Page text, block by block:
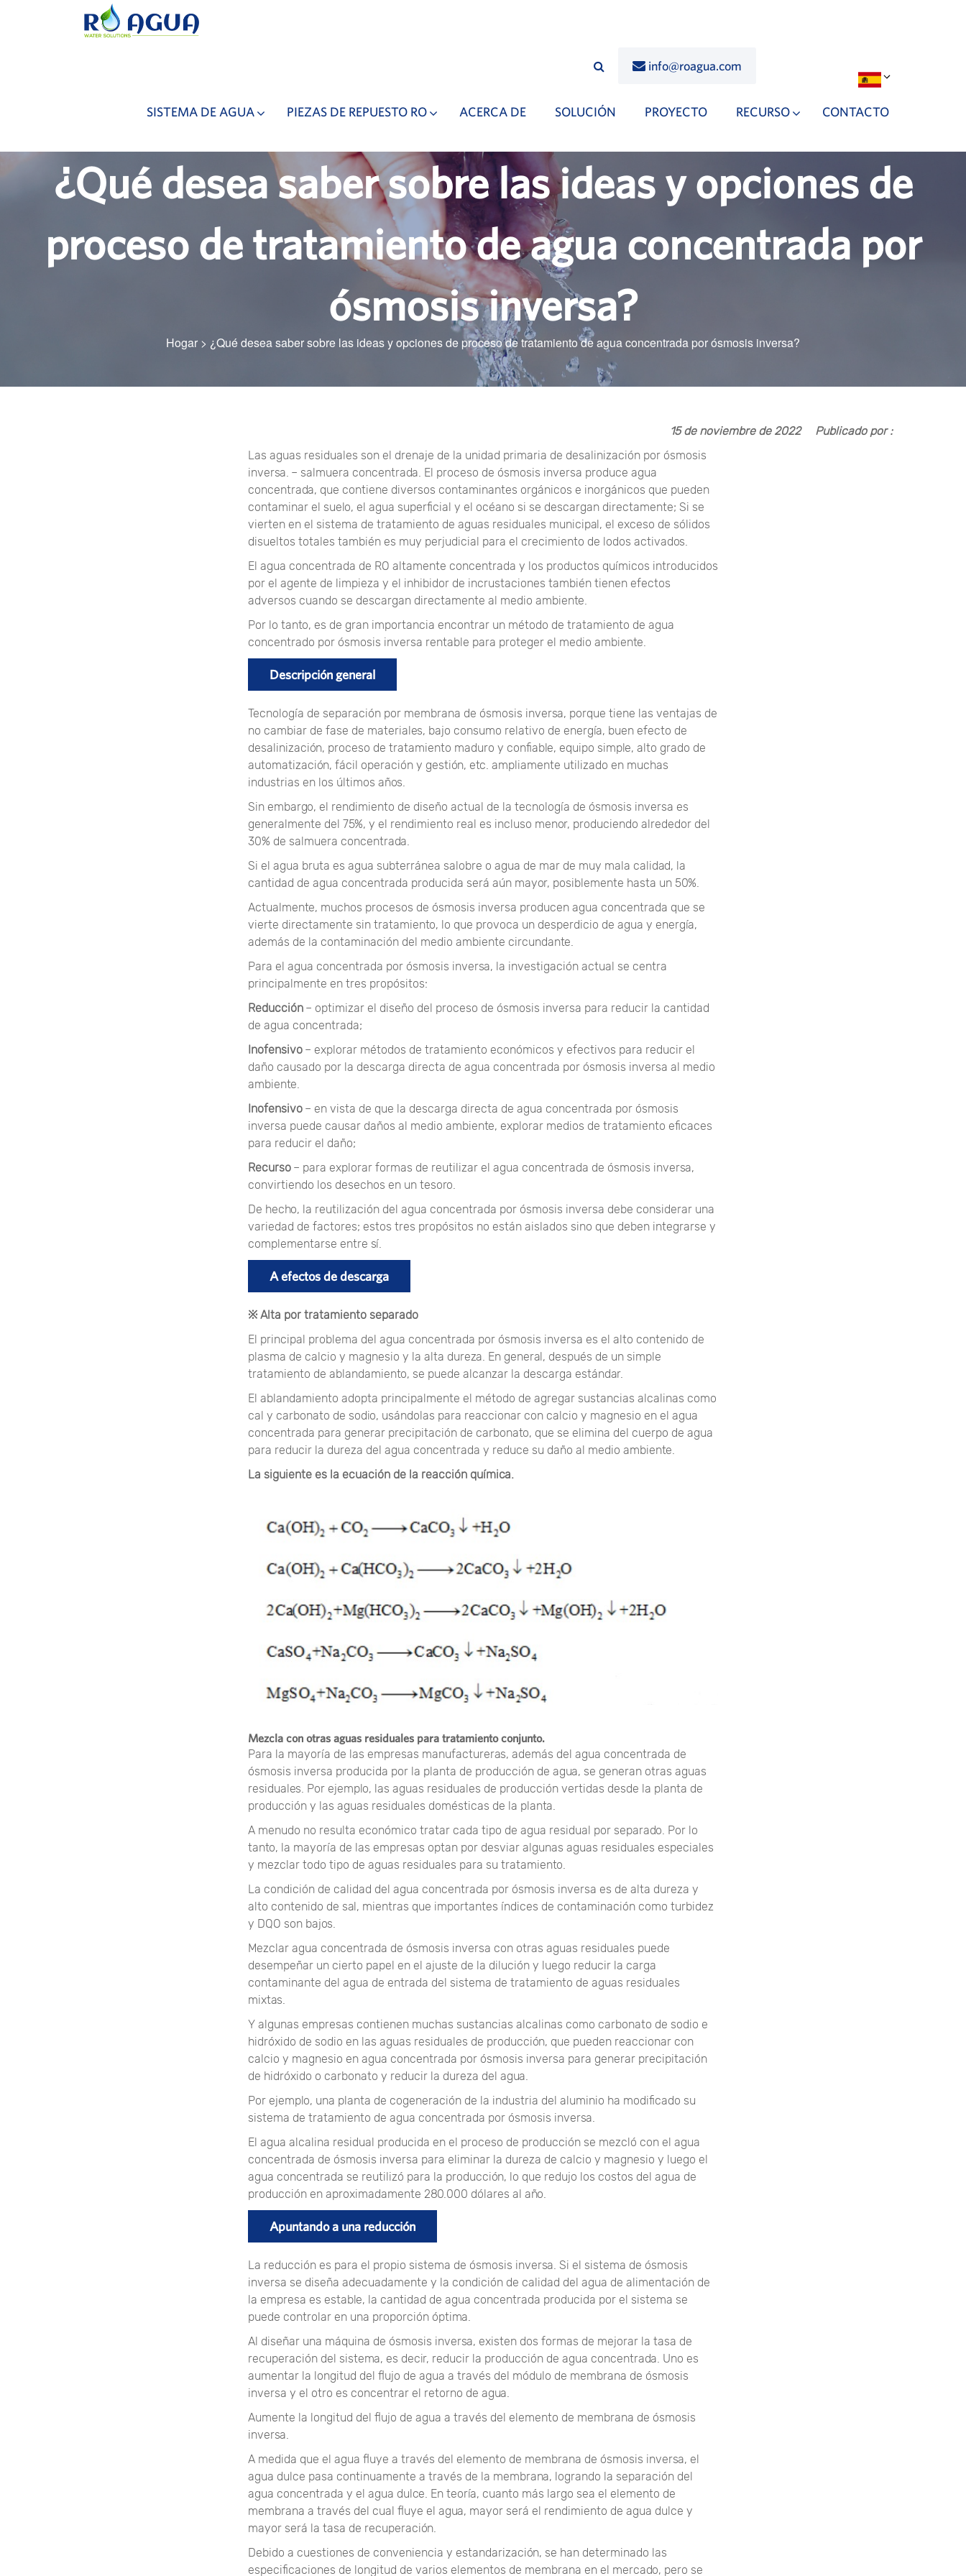
info@roagua.com
SISTEMA DE AGUA PIEZAS DE REPUESTO RO ACERCA DE SOLUCIÓN PROYECTO RECURSO CONTACTO
¿Qué desea saber sobre las ideas y opciones de
proceso de tratamiento de agua concentrada por
ósmosis inversa?
Hogar > ¿Qué desea saber sobre las ideas y opciones de proceso de tratamiento de agua concentrada por ósmosis inversa?
15 de noviembre de 2022
Publicado por :
Las aguas residuales son el drenaje de la unidad primaria de desalinización por ósmosis
inversa. – salmuera concentrada. El proceso de ósmosis inversa produce agua
concentrada, que contiene diversos contaminantes orgánicos e inorgánicos que pueden
contaminar el suelo, el agua superficial y el océano si se descargan directamente; Si se
vierten en el sistema de tratamiento de aguas residuales municipal, el exceso de sólidos
disueltos totales también es muy perjudicial para el crecimiento de lodos activados.
El agua concentrada de RO altamente concentrada y los productos químicos introducidos
por el agente de limpieza y el inhibidor de incrustaciones también tienen efectos
adversos cuando se descargan directamente al medio ambiente.
Por lo tanto, es de gran importancia encontrar un método de tratamiento de agua
concentrado por ósmosis inversa rentable para proteger el medio ambiente.
Descripción general
Tecnología de separación por membrana de ósmosis inversa, porque tiene las ventajas de
no cambiar de fase de materiales, bajo consumo relativo de energía, buen efecto de
desalinización, proceso de tratamiento maduro y confiable, equipo simple, alto grado de
automatización, fácil operación y gestión, etc. ampliamente utilizado en muchas
industrias en los últimos años.
Sin embargo, el rendimiento de diseño actual de la tecnología de ósmosis inversa es
generalmente del 75%, y el rendimiento real es incluso menor, produciendo alrededor del
30% de salmuera concentrada.
Si el agua bruta es agua subterránea salobre o agua de mar de muy mala calidad, la
cantidad de agua concentrada producida será aún mayor, posiblemente hasta un 50%.
Actualmente, muchos procesos de ósmosis inversa producen agua concentrada que se
vierte directamente sin tratamiento, lo que provoca un desperdicio de agua y energía,
además de la contaminación del medio ambiente circundante.
Para el agua concentrada por ósmosis inversa, la investigación actual se centra
principalmente en tres propósitos:
Reducción – optimizar el diseño del proceso de ósmosis inversa para reducir la cantidad
de agua concentrada;
Inofensivo – explorar métodos de tratamiento económicos y efectivos para reducir el
daño causado por la descarga directa de agua concentrada por ósmosis inversa al medio
ambiente.
Inofensivo – en vista de que la descarga directa de agua concentrada por ósmosis
inversa puede causar daños al medio ambiente, explorar medios de tratamiento eficaces
para reducir el daño;
Recurso – para explorar formas de reutilizar el agua concentrada de ósmosis inversa,
convirtiendo los desechos en un tesoro.
De hecho, la reutilización del agua concentrada por ósmosis inversa debe considerar una
variedad de factores; estos tres propósitos no están aislados sino que deben integrarse y
complementarse entre sí.
A efectos de descarga
※ Alta por tratamiento separado
El principal problema del agua concentrada por ósmosis inversa es el alto contenido de
plasma de calcio y magnesio y la alta dureza. En general, después de un simple
tratamiento de ablandamiento, se puede alcanzar la descarga estándar.
El ablandamiento adopta principalmente el método de agregar sustancias alcalinas como
cal y carbonato de sodio, usándolas para reaccionar con calcio y magnesio en el agua
concentrada para generar precipitación de carbonato, que se elimina del cuerpo de agua
para reducir la dureza del agua concentrada y reduce su daño al medio ambiente.
La siguiente es la ecuación de la reacción química.
Mezcla con otras aguas residuales para tratamiento conjunto.
Para la mayoría de las empresas manufactureras, además del agua concentrada de
ósmosis inversa producida por la planta de producción de agua, se generan otras aguas
residuales. Por ejemplo, las aguas residuales de producción vertidas desde la planta de
producción y las aguas residuales domésticas de la planta.
A menudo no resulta económico tratar cada tipo de agua residual por separado. Por lo
tanto, la mayoría de las empresas optan por desviar algunas aguas residuales especiales
y mezclar todo tipo de aguas residuales para su tratamiento.
La condición de calidad del agua concentrada por ósmosis inversa es de alta dureza y
alto contenido de sal, mientras que importantes índices de contaminación como turbidez
y DQO ​​son bajos.
Mezclar agua concentrada de ósmosis inversa con otras aguas residuales puede
desempeñar un cierto papel en el ajuste de la dilución y luego reducir la carga
contaminante del agua de entrada del sistema de tratamiento de aguas residuales
mixtas.
Y algunas empresas contienen muchas sustancias alcalinas como carbonato de sodio e
hidróxido de sodio en las aguas residuales de producción, que pueden reaccionar con
calcio y magnesio en agua concentrada por ósmosis inversa para generar precipitación
de hidróxido o carbonato y reducir la dureza del agua.
Por ejemplo, una planta de cogeneración de la industria del aluminio ha modificado su
sistema de tratamiento de agua concentrada por ósmosis inversa.
El agua alcalina residual producida en el proceso de producción se mezcló con el agua
concentrada de ósmosis inversa para eliminar la dureza de calcio y magnesio y luego el
agua concentrada se reutilizó para la producción, lo que redujo los costos del agua de
producción en aproximadamente 280.000 dólares al año.
Apuntando a una reducción
La reducción es para el propio sistema de ósmosis inversa. Si el sistema de ósmosis
inversa se diseña adecuadamente y la condición de calidad del agua de alimentación de
la empresa es estable, la cantidad de agua concentrada producida por el sistema se
puede controlar en una proporción óptima.
Al diseñar una máquina de ósmosis inversa, existen dos formas de mejorar la tasa de
recuperación del sistema, es decir, reducir la producción de agua concentrada. Uno es
aumentar la longitud del flujo de agua a través del módulo de membrana de ósmosis
inversa y el otro es concentrar el retorno de agua.
Aumente la longitud del flujo de agua a través del elemento de membrana de ósmosis
inversa.
A medida que el agua fluye a través del elemento de membrana de ósmosis inversa, el
agua dulce pasa continuamente a través de la membrana, logrando la separación del
agua concentrada y el agua dulce. En teoría, cuanto más largo sea el elemento de
membrana a través del cual fluye el agua, mayor será el rendimiento de agua dulce y
mayor será la tasa de recuperación.
Debido a cuestiones de conveniencia y estandarización, se han determinado las
especificaciones de longitud de varios elementos de membrana en el mercado, pero se